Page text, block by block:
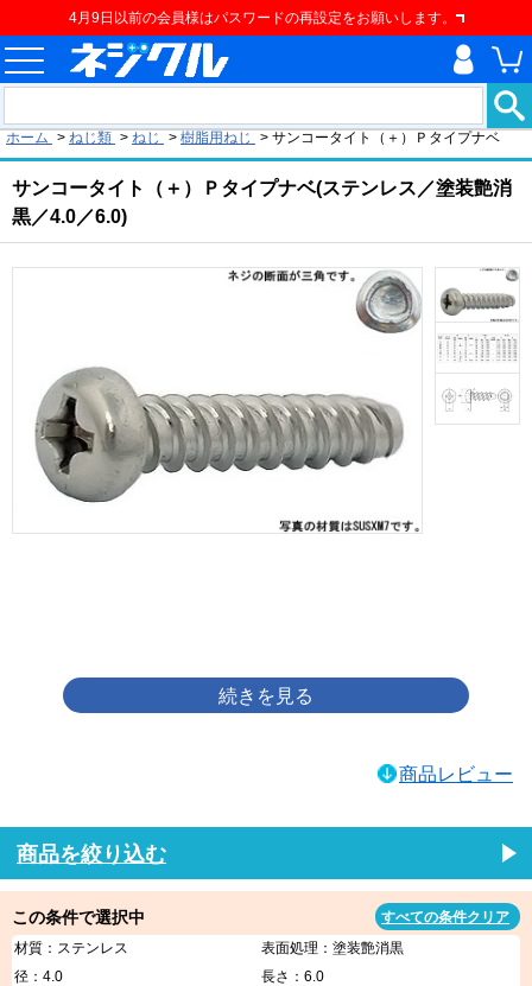
4月9日以前の会員様はパスワードの再設定をお願いします。
ホーム > ねじ類 > ねじ > 樹脂用ねじ > サンコータイト（＋）Ｐタイプナベ
サンコータイト（＋）Ｐタイプナベ(ステンレス／塗装艶消
黒／4.0／6.0)
商品レビュー
商品を絞り込む
この条件で選択中
すべての条件クリア
材質：ステンレス
表面処理：塗装艶消黒
径：4.0
長さ：6.0